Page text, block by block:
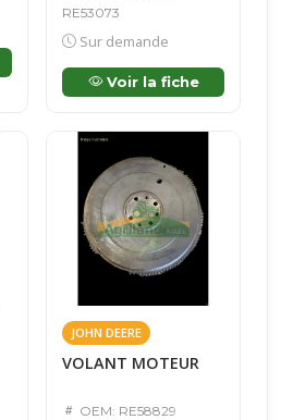
RE53073
Sur demande
Voir la fiche
JOHN DEERE
VOLANT MOTEUR
OEM: RE58829